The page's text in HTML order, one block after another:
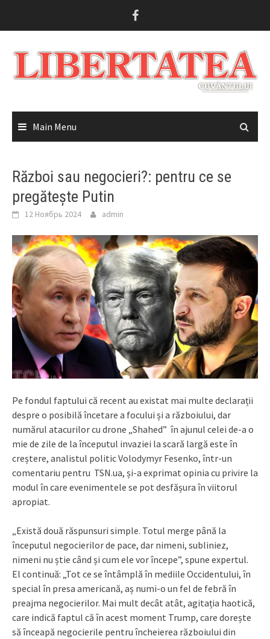
Main Menu
Război sau negocieri?: pentru ce se
pregătește Putin
12 Ноябрь 2024 admin
Pe fondul faptului că recent au existat mai multe declarații
despre o posibilă încetare a focului și a războiului, dar
numărul atacurilor cu drone „Shahed” în ajunul celei de-a o
mie de zile de la începutul invaziei la scară largă este în
creștere, analistul politic Volodymyr Fesenko, într-un
comentariu pentru TSN.ua, și-a exprimat opinia cu privire la
modul în care evenimentele se pot desfășura în viitorul
apropiat.
„Există două răspunsuri simple. Totul merge până la
începutul negocierilor de pace, dar nimeni, subliniez,
nimeni nu știe când și cum ele vor începe”, spune expertul.
El continuă: „Tot ce se întâmplă în mediile Occidentului, în
special în presa americană, aș numi-o un fel de febră în
preajma negocierilor. Mai mult decât atât, agitația haotică,
care indică faptul că în acest moment Trump, care dorește
să înceapă negocierile pentru încheierea războiului din